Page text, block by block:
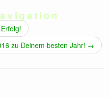
zu Deinem besten Jahr! →